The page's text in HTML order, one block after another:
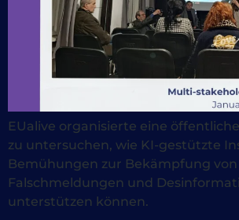
EUalive organisierte eine
zu untersuchen, wie KI-gestützte
Bemühungen zur Bekämpfung von
Falschmeldungen und
unterstützen können.